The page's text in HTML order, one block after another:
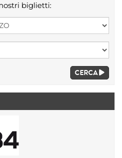
biglietti:
CERCA